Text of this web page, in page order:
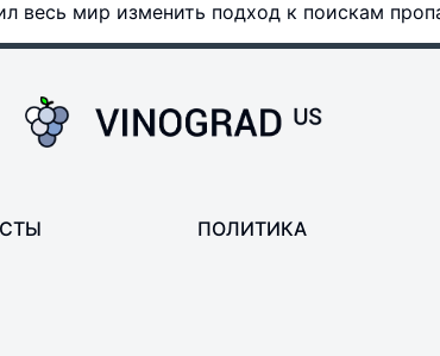
весь мир изменить подход к поискам
ПОЛИТИКА